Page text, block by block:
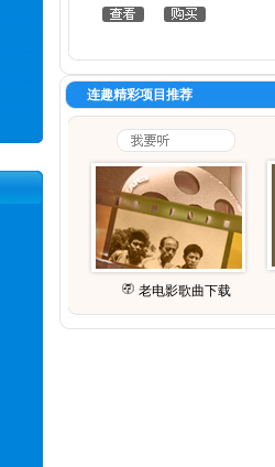
连趣精彩项目推荐
老电影歌曲下载